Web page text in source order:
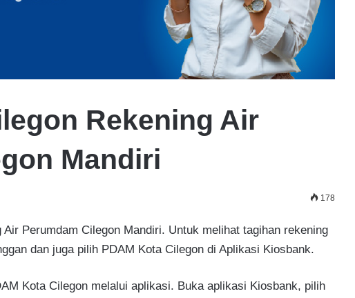
Rekening Air
Mandiri
178
Perumdam Cilegon Mandiri. Untuk melihat tagihan rekening
dan juga pilih PDAM Kota Cilegon di Aplikasi Kiosbank.
Kota Cilegon melalui aplikasi. Buka aplikasi Kiosbank, pilih